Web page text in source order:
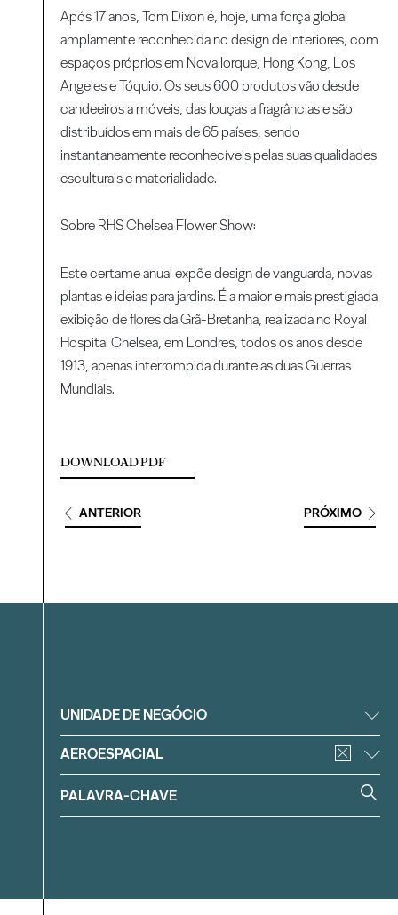
Após 17 anos, Tom Dixon é, hoje, uma força global
amplamente reconhecida no design de interiores, com
espaços próprios em Nova Iorque, Hong Kong, Los
Angeles e Tóquio. Os seus 600 produtos vão desde
candeeiros a móveis, das louças a fragrâncias e são
distribuídos em mais de 65 países, sendo
instantaneamente reconhecíveis pelas suas qualidades
esculturais e materialidade.
Sobre RHS Chelsea Flower Show:
Este certame anual expõe design de vanguarda, novas
plantas e ideias para jardins. É a maior e mais prestigiada
exibição de flores da Grã-Bretanha, realizada no Royal
Hospital Chelsea, em Londres, todos os anos desde
1913, apenas interrompida durante as duas Guerras
Mundiais.
DOWNLOAD PDF
ANTERIOR PRÓXIMO
Filtrar
UNIDADE DE NEGÓCIO
AEROESPACIAL